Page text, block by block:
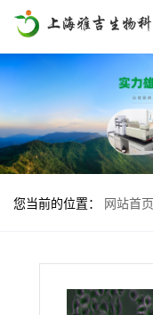
您当前的位置： 网站首页